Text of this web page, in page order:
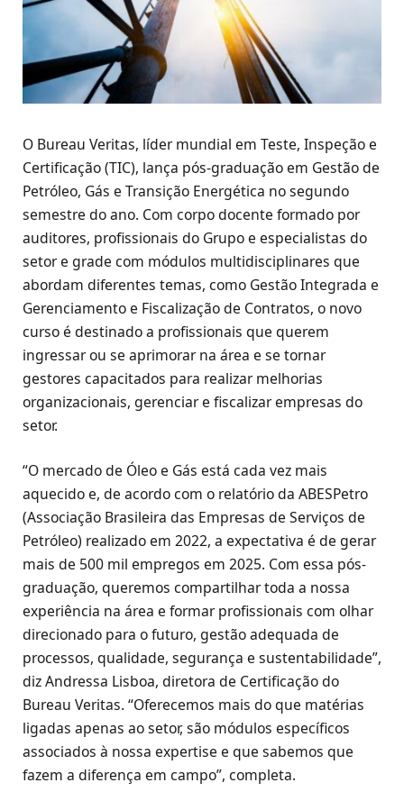
O Bureau Veritas, líder mundial em Teste, Inspeção e
Certificação (TIC), lança pós-graduação em Gestão de
Petróleo, Gás e Transição Energética no segundo
semestre do ano. Com corpo docente formado por
auditores, profissionais do Grupo e especialistas do
setor e grade com módulos multidisciplinares que
abordam diferentes temas, como Gestão Integrada e
Gerenciamento e Fiscalização de Contratos, o novo
curso é destinado a profissionais que querem
ingressar ou se aprimorar na área e se tornar
gestores capacitados para realizar melhorias
organizacionais, gerenciar e fiscalizar empresas do
setor.
“O mercado de Óleo e Gás está cada vez mais
aquecido e, de acordo com o relatório da ABESPetro
(Associação Brasileira das Empresas de Serviços de
Petróleo) realizado em 2022, a expectativa é de gerar
mais de 500 mil empregos em 2025. Com essa pós-
graduação, queremos compartilhar toda a nossa
experiência na área e formar profissionais com olhar
direcionado para o futuro, gestão adequada de
processos, qualidade, segurança e sustentabilidade”,
diz Andressa Lisboa, diretora de Certificação do
Bureau Veritas. “Oferecemos mais do que matérias
ligadas apenas ao setor, são módulos específicos
associados à nossa expertise e que sabemos que
fazem a diferença em campo”, completa.